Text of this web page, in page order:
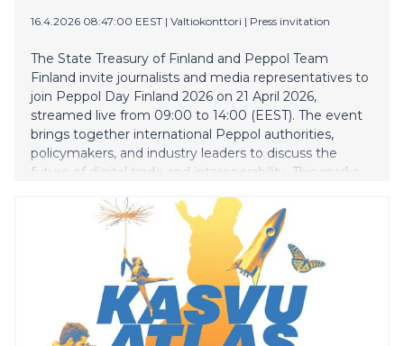
16.4.2026 08:47:00 EEST | Valtiokonttori | Press invitation
The State Treasury of Finland and Peppol Team
Finland invite journalists and media representatives to
join Peppol Day Finland 2026 on 21 April 2026,
streamed live from 09:00 to 14:00 (EEST). The event
brings together international Peppol authorities,
policymakers, and industry leaders to discuss the
future of digital trade and interoperability. This marks
Peppol Day, underscoring the country’s growing role
in advancing cross‑border digital services and
supporting the EU’s digital transition.